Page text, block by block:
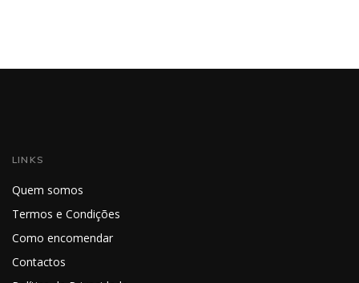
LINKS
Quem somos
Termos e Condições
Como encomendar
Contactos